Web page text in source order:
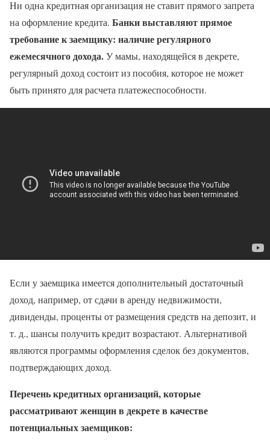
Ни одна кредитная организация не ставит прямого запрета
на оформление кредита. Банки выставляют прямое
требование к заемщику: наличие регулярного
ежемесячного дохода.У мамы, находящейся в декрете,
регулярный доход состоит из пособия, которое не может
быть принято для расчета платежеспособности.
Если у заемщика имеется дополнительный достаточный
доход, например, от сдачи в аренду недвижимости,
дивиденды, проценты от размещения средств на депозит, и
т. д., шансы получить кредит возрастают. Альтернативой
являются программы оформления сделок без документов,
подтверждающих доход.
Перечень кредитных организаций, которые
рассматривают женщин в декрете в качестве
потенциальных заемщиков: